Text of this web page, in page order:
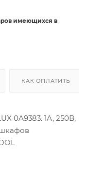
имеющихся в
КАК ОПЛАТИТЬ
0A9383. 1А, 250В,